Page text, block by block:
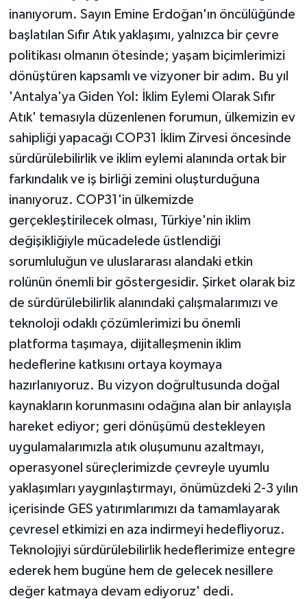
inanıyorum. Sayın Emine Erdoğan'ın öncülüğünde
başlatılan Sıfır Atık yaklaşımı, yalnızca bir çevre
politikası olmanın ötesinde; yaşam biçimlerimizi
dönüştüren kapsamlı ve vizyoner bir adım. Bu yıl
'Antalya'ya Giden Yol: İklim Eylemi Olarak Sıfır
Atık' temasıyla düzenlenen forumun, ülkemizin ev
sahipliği yapacağı COP31 İklim Zirvesi öncesinde
sürdürülebilirlik ve iklim eylemi alanında ortak bir
farkındalık ve iş birliği zemini oluşturduğuna
inanıyoruz. COP31'in ülkemizde
gerçekleştirilecek olması, Türkiye'nin iklim
değişikliğiyle mücadelede üstlendiği
sorumluluğun ve uluslararası alandaki etkin
rolünün önemli bir göstergesidir. Şirket olarak biz
de sürdürülebilirlik alanındaki çalışmalarımızı ve
teknoloji odaklı çözümlerimizi bu önemli
platforma taşımaya, dijitalleşmenin iklim
hedeflerine katkısını ortaya koymaya
hazırlanıyoruz. Bu vizyon doğrultusunda doğal
kaynakların korunmasını odağına alan bir anlayışla
hareket ediyor; geri dönüşümü destekleyen
uygulamalarımızla atık oluşumunu azaltmayı,
operasyonel süreçlerimizde çevreyle uyumlu
yaklaşımları yaygınlaştırmayı, önümüzdeki 2-3 yılın
içerisinde GES yatırımlarımızı da tamamlayarak
çevresel etkimizi en aza indirmeyi hedefliyoruz.
Teknolojiyi sürdürülebilirlik hedeflerimize entegre
ederek hem bugüne hem de gelecek nesillere
değer katmaya devam ediyoruz' dedi.